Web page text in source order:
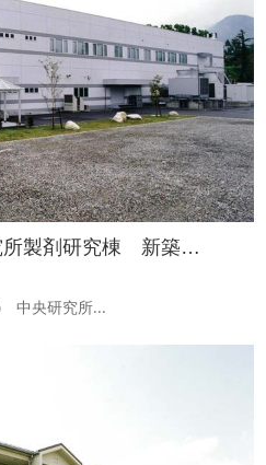
所製剤研究棟 新築…
央研究所...